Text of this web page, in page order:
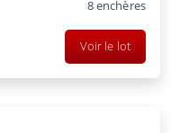
8enchères
Voir le lot